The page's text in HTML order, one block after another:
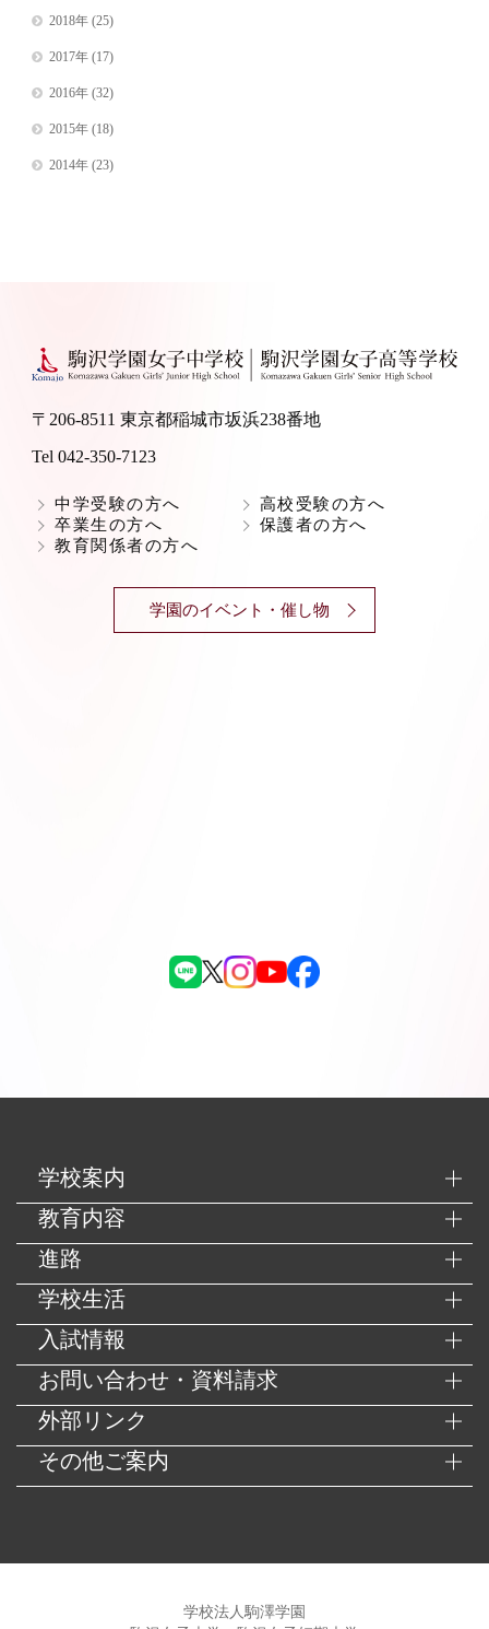
2018年(25)
2017年(17)
2016年(32)
2015年(18)
2014年(23)
〒206-8511 東京都稲城市坂浜238番地
Tel 042-350-7123
中学受験の方へ
高校受験の方へ
卒業生の方へ
保護者の方へ
教育関係者の方へ
学園のイベント・催し物
学校案内
教育内容
進路
学校生活
入試情報
お問い合わせ・資料請求
外部リンク
その他ご案内
学校法人駒澤学園